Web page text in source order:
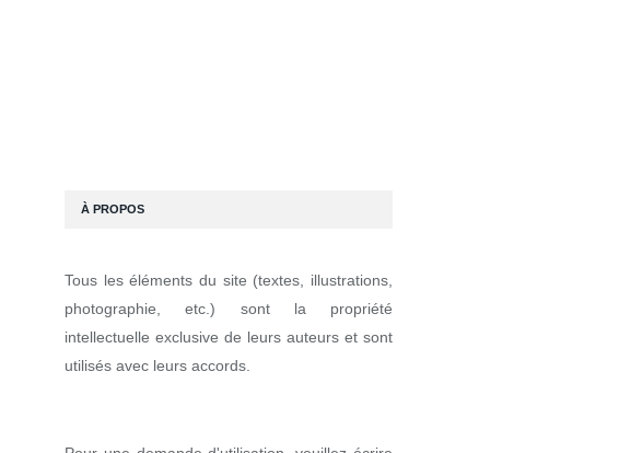
À PROPOS
Tous les éléments du site (textes, illustrations,
photographie, etc.) sont la propriété
intellectuelle exclusive de leurs auteurs et sont
utilisés avec leurs accords.